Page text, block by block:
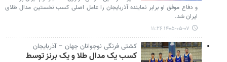
و دفاع موفق او برابر نماینده آذربایجان را عامل اصلی کسب نخستین مدال طلای
ایران شد.
۱۴۰۵-۰۵-۰۷ ۱۱:۲۶
کشتی فرنگی نوجوانان جهان – آذربایجان
کسب یک مدال طلا و یک برنز توسط